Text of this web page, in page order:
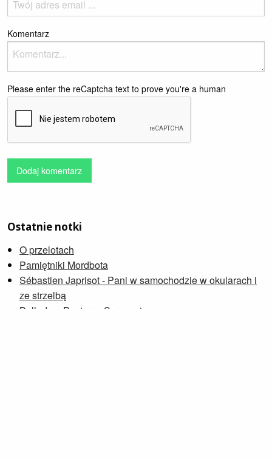
Komentarz
Please enter the reCaptcha text to prove you're a human
Dodaj komentarz
Ostatnie notki
O przelotach
Pamiętniki Mordbota
Sébastien Japrisot - Pani w samochodzie w okularach i
ze strzelbą
Ballada o Busterze Scruggsie